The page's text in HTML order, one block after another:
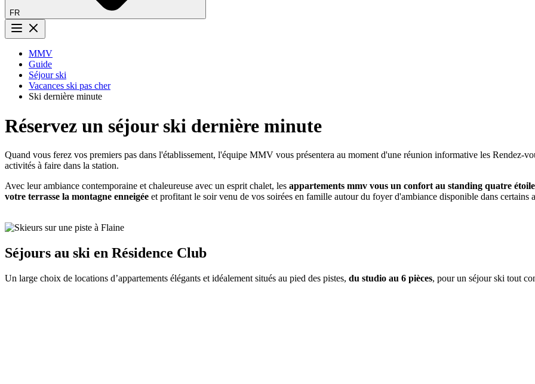
FR
Bouton menu
MMV
Guide
Séjour ski
Vacances ski pas cher
Ski dernière minute
Réservez un séjour ski dernière minute
Quand vous ferez vos premiers pas dans l'établissement, l'équipe MMV vous présentera au moment d'une réunion informative les Rendez-
activités à faire dans la station.
Avec leur ambiance contemporaine et chaleureuse avec un esprit chalet, les appartements mmv vous un confort au standing quatre
votre terrasse la montagne enneigée et profitant le soir venu de vos soirées en famille autour du foyer d'ambiance disponible dans certains
Séjours au ski en Résidence Club
Un large choix de locations d’appartements élégants et idéalement situés au pied des pistes, du studio au 6 pièces, pour un séjour ski tout